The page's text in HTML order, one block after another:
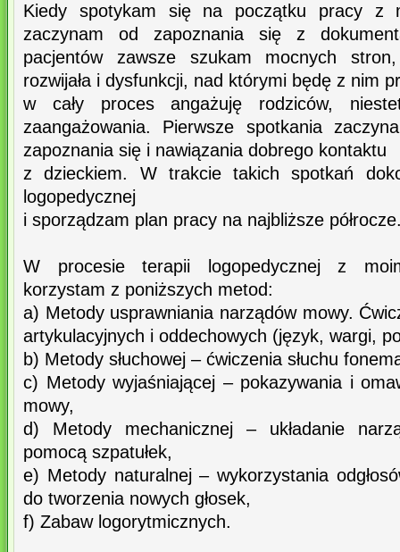
Kiedy spotykam się na początku pracy z
zaczynam od zapoznania się z
pacjentów zawsze szukam mocnych
rozwijała i dysfunkcji, nad którymi będę z nim
w cały proces angażuję rodziców,
zaangażowania. Pierwsze spotkania
zapoznania się i nawiązania dobrego kontaktu
z dzieckiem. W trakcie takich spotkań
logopedycznej
i sporządzam plan pracy na najbliższe
W procesie terapii logopedycznej z
korzystam z poniższych metod:
a) Metody usprawniania narządów mowy.
artykulacyjnych i oddechowych (język, wargi,
b) Metody słuchowej – ćwiczenia słuchu
c) Metody wyjaśniającej – pokazywania i
mowy,
d) Metody mechanicznej – układanie
pomocą szpatułek,
e) Metody naturalnej – wykorzystania
do tworzenia nowych głosek,
f) Zabaw logorytmicznych.